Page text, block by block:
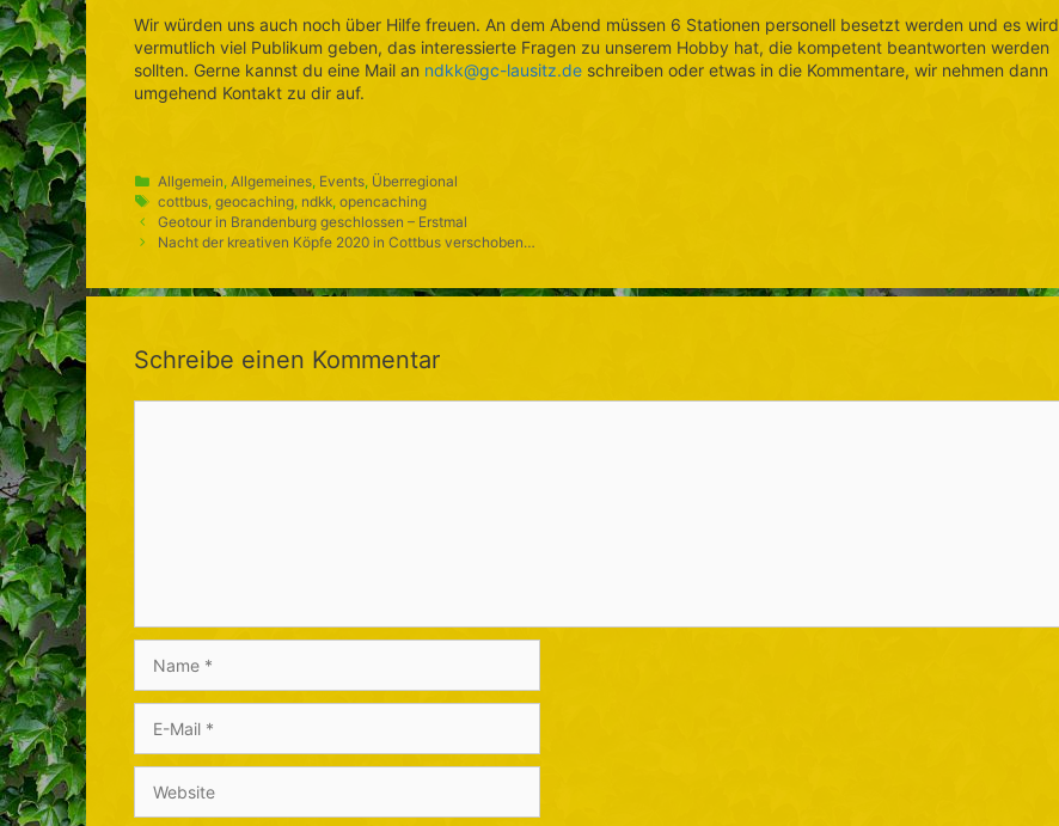
Wir würden uns auch noch über Hilfe freuen. An dem Abend müssen 6 Stationen personell besetzt werden und es wird
vermutlich viel Publikum geben, das interessierte Fragen zu unserem Hobby hat, die kompetent beantworten werden
sollten. Gerne kannst du eine Mail an ndkk@gc-lausitz.de schreiben oder etwas in die Kommentare, wir nehmen dann
umgehend Kontakt zu dir auf.
Kategorien
Allgemein,Allgemeines, Events, Überregional
Schlagwörter
cottbus,geocaching, ndkk,opencaching
Geotour in Brandenburg geschlossen – Erstmal
Nacht der kreativen Köpfe 2020 in Cottbus verschoben…
Schreibe einen Kommentar
Mail